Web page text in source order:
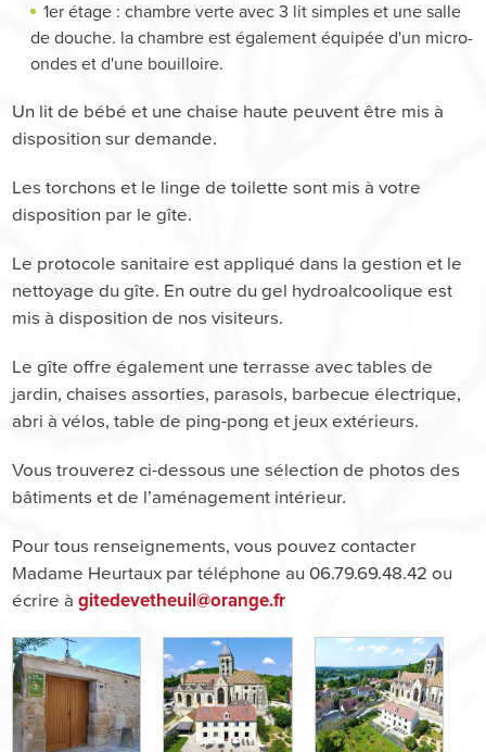
1er étage : chambre verte avec 3 lit simples et une salle
de douche. la chambre est également équipée d'un micro-
ondes et d'une bouilloire.
Un lit de bébé et une chaise haute peuvent être mis à
disposition sur demande.
Les torchons et le linge de toilette sont mis à votre
disposition par le gîte.
Le protocole sanitaire est appliqué dans la gestion et le
nettoyage du gîte. En outre du gel hydroalcoolique est
mis à disposition de nos visiteurs.
Le gîte offre également une terrasse avec tables de
jardin, chaises assorties, parasols, barbecue électrique,
abri à vélos, table de ping-pong et jeux extérieurs.
Vous trouverez ci-dessous une sélection de photos des
bâtiments et de l’aménagement intérieur.
Pour tous renseignements, vous pouvez contacter
Madame Heurtaux par téléphone au 06.79.69.48.42 ou
écrire àgitedevetheuil@orange.fr